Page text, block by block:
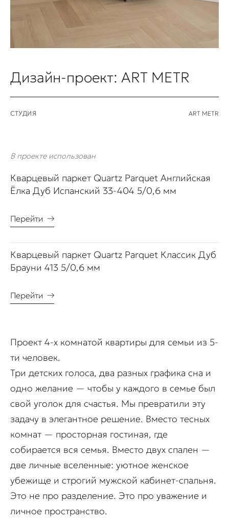
Дизайн-проект: ART METR
СТУДИЯ ART METR
В проекте использован
Кварцевый паркет Quartz Parquet Английская
Ёлка Дуб Испанский 33-404 5/0,6 мм
Перейти →
Кварцевый паркет Quartz Parquet Классик Дуб
Брауни 413 5/0,6 мм
Перейти →
Проект 4-х комнатой квартиры для семьи из 5-
ти человек.
Три детских голоса, два разных графика сна и
одно желание — чтобы у каждого в семье был
свой уголок для счастья. Мы превратили эту
задачу в элегантное решение. Вместо тесных
комнат — просторная гостиная, где
собирается вся семья. Вместо двух спален —
две личные вселенные: уютное женское
убежище и строгий мужской кабинет-спальня.
Это не про разделение. Это про уважение и
личное пространство.